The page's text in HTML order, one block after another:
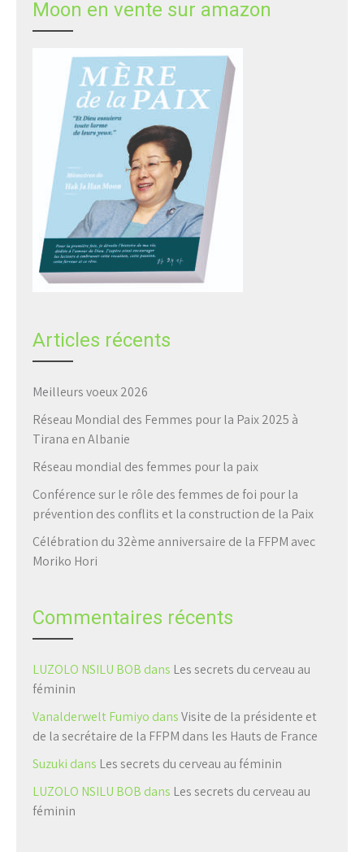
Moon en vente sur amazon
Articles récents
Meilleurs voeux 2026
Réseau Mondial des Femmes pour la Paix 2025 à
Tirana en Albanie
Réseau mondial des femmes pour la paix
Conférence sur le rôle des femmes de foi pour la
prévention des conflits et la construction de la Paix
Célébration du 32ème anniversaire de la FFPM avec
Moriko Hori
Commentaires récents
LUZOLO NSILU BOB dans Les secrets du cerveau au
féminin
Vanalderwelt Fumiyo dansVisite de la présidente et
de la secrétaire de la FFPM dans les Hauts de France
Suzuki dans Les secrets du cerveau au féminin
LUZOLO NSILU BOB dans Les secrets du cerveau au
féminin